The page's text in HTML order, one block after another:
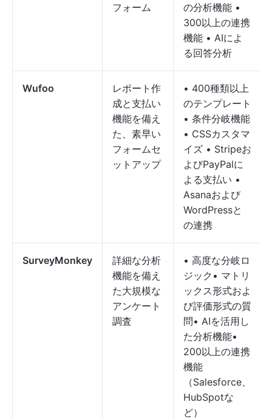
フォーム
の分析機能 •
300以上の連携
機能 • AIによ
る回答分析
Wufoo
レポート作
成と支払い
機能を備え
た、素早い
フォームセ
ットアップ
• 400種類以上
のテンプレート
• 条件分岐機能
• CSSカスタマ
イズ • Stripeお
よびPayPalに
よる支払い •
Asanaおよび
WordPressと
の連携
SurveyMonkey
詳細な分析
機能を備え
た大規模な
アンケート
調査
• 高度な分岐ロ
ジック• マトリ
ックス形式およ
び評価形式の質
問• AIを活用し
た分析機能•
200以上の連携
機能
（Salesforce、
HubSpotな
ど）